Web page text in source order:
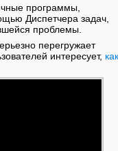
программы,
Диспетчера задач,
проблемы.
перегружает
интересует, как